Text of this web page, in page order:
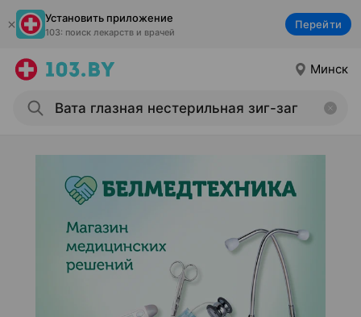
Установить приложение
103: поиск лекарств и врачей
Перейти
Минск